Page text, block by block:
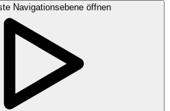
Navigationsebene öffnen